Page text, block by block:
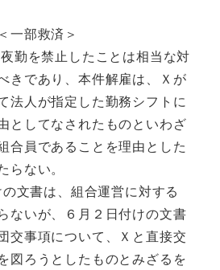
部救済＞
を禁止したことは相当な対
きであり、本件解雇は、Ｘが
法人が指定した勤務シフトに
としてなされたものといわざ
合員であることを理由とした
ない。
書は、組合運営に対する
ないが、６月２日付けの文書
交事項について、Ｘと直接交
図ろうとしたものとみざるを